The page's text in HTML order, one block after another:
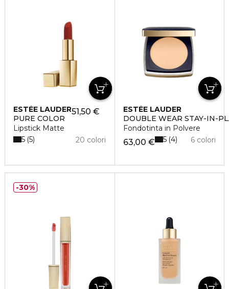
ESTÉE LAUDER
PURE COLOR
Lipstick Matte
51,50 €
20 colori
5 5
ESTÉE LAUDER
DOUBLE WEAR STAY-IN-
Fondotinta in Polvere
63,00 € 6 colori
5 4
30%